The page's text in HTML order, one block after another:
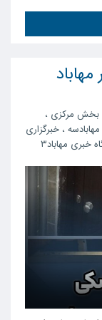
بخش مرکزی ،
مهابادسه ، خبرگزاری
خبری مهاباد۳